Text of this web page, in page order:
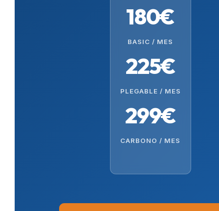
180€
BASIC / MES
225€
PLEGABLE / MES
299€
CARBONO / MES